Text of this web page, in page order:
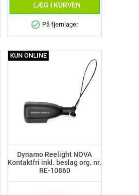
LÆG I KURVEN
check_circle På fjernlager
Dynamo Reelight NOVA
Kontaktfri inkl. beslag org. nr.
RE-10860
KUN ONLINE